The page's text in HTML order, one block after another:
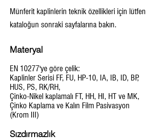
Münferit kaplinlerin teknik özellikleri için lütfen
kataloğun sonraki sayfalarına bakın.
Materyal
EN 10277'ye göre çelik:
Kaplinler Serisi FF, FU, HP-10, IA, IB, ID, BP,
HUS, PS, RK/RH,
Çinko-Nikel kaplamalı FT, HH, HI, HT ve MK,
Çinko Kaplama ve Kalın Film Pasivasyon
(Krom III)
Sızdırmazlık